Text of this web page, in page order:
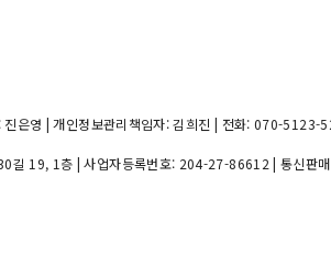
진은영 | 개인정보관리책임자: 김희진 | 전화: 070-
길 19, 1층 | 사업자등록번호: 204-27-86612 | 통신판